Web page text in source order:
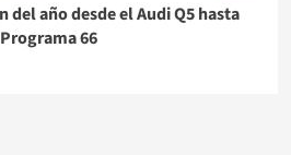
del año desde el Audi Q5 hasta
66